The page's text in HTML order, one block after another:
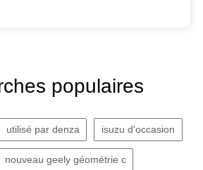
le début d'un essor, surtout
populaires
utilisé par denza isuzu d'occasion
nouveau geely géométrie c